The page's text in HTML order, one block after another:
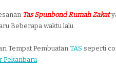
Tas Spunbond Rumah Zakat
Beberapa waktu lalu.
Tempat Pembuatan TAS seperti
Pekanbaru